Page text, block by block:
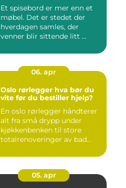
Et spisebord er mer enn et
møbel. Det er stedet der
hverdagen samles, der
venner blir sittende litt ...
06. apr
Oslo rørlegger hva bør du
vite før du bestiller hjelp?
En oslo rørlegger håndterer
alt fra små drypp under
kjøkkenbenken til store
totalrenoveringer av bad...
05. apr